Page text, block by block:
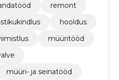
remont
hooldus
müüritööd
müüri- ja seinatööd